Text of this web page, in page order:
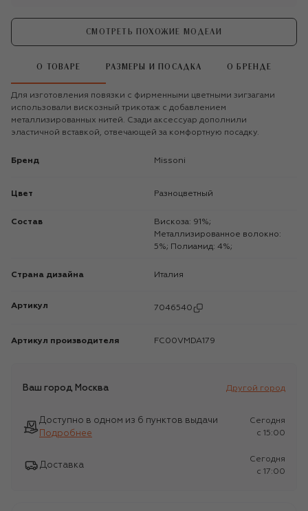
СМОТРЕТЬ ПОХОЖИЕ МОДЕЛИ
О ТОВАРЕ РАЗМЕРЫ И ПОСАДКА О БРЕНДЕ
Для изготовления повязки с фирменными цветными зигзагами
использовали вискозный трикотаж с добавлением
металлизированных нитей. Сзади аксессуар дополнили
эластичной вставкой, отвечающей за комфортную посадку.
Бренд Missoni
Цвет Разноцветный
Состав
Вискоза: 91%;
Металлизированное волокно:
5%; Полиамид: 4%;
Страна дизайна Италия
Артикул 7046540
Артикул производителя FC00VMDA179
Ваш город Москва Другой город
Доступно в одном из 6 пунктов выдачи
Подробнее
Сегодня
c 15:00
Доставка
Сегодня
c 17:00